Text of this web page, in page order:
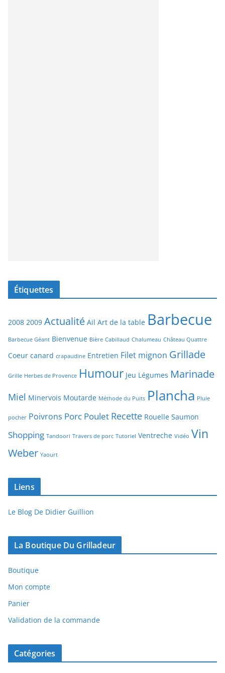
Étiquettes
2008 2009 Actualité Ail Art de la table Barbecue
Barbecue Géant Bienvenue Bière Cabillaud Chalumeau Château Quattre
Coeur canard crapaudine Entretien Filet mignon Grillade
Grille Herbes de Provence Humour Jeu Légumes Marinade
Miel Minervois Moutarde Méthode du Puits Plancha Pluie
pocher Poivrons Porc Poulet Recette Rouelle Saumon
Shopping Tandoori Travers de porc Tutoriel Ventreche Vidéo Vin
Weber Yaourt
Liens
Le Blog De Didier Guillion
La Boutique Du Grilladeur
Boutique
Mon compte
Panier
Validation de la commande
Catégories